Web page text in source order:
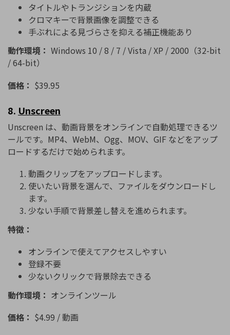
タイトルやトランジションを内蔵
クロマキーで背景画像を調整できる
手ぶれによる見づらさを抑える補正機能あり
動作環境： Windows 10 / 8 / 7 / Vista / XP / 2000（32-bit
/ 64-bit）
価格： $39.95
8. Unscreen
Unscreen は、動画背景をオンラインで自動処理できるツ
ールです。MP4、WebM、Ogg、MOV、GIF などをアップ
ロードするだけで始められます。
動画クリップをアップロードします。
使いたい背景を選んで、ファイルをダウンロードし
ます。
少ない手順で背景差し替えを進められます。
特徴：
オンラインで使えてアクセスしやすい
登録不要
少ないクリックで背景除去できる
動作環境： オンラインツール
価格： $4.99 / 動画